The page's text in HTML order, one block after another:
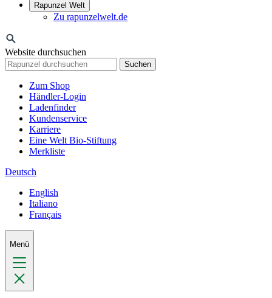
Rapunzel Welt
Zu rapunzelwelt.de
Website durchsuchen
Suchen
Zum Shop
Händler-Login
Ladenfinder
Kundenservice
Karriere
Eine Welt Bio-Stiftung
Merkliste
Deutsch
English
Italiano
Français
Menü